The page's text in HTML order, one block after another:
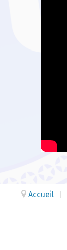
Accueil